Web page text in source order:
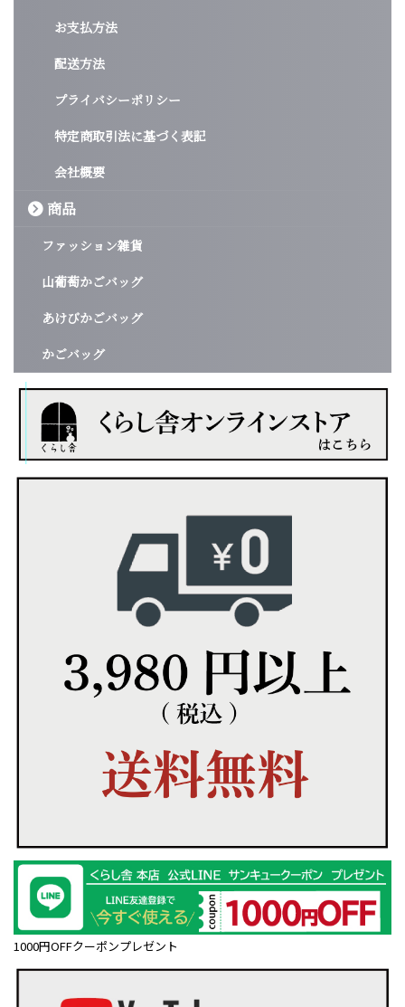
お支払方法
配送方法
プライバシーポリシー
特定商取引法に基づく表記
会社概要
商品
ファッション雑貨
山葡萄かごバッグ
あけびかごバッグ
かごバッグ
1000円OFFクーポンプレゼント